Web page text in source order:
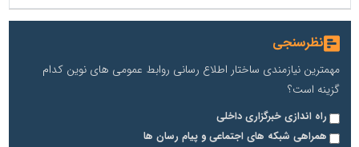
نظرسنجی
مهمترین نیازمندی ساختار اطلاع رسانی روابط عمومی های نوین کدام
گزینه است؟
راه اندازی خبرگزاری داخلی
همراهی شبکه های اجتماعی و پیام رسان ها